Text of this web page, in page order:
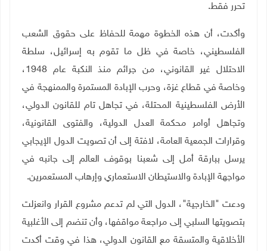
تحرر فقط.
وأكدت، أن هذه الخطوة مهمة للحفاظ على حقوق الشعب
الفلسطيني، خاصة في ظل ما تقوم به إسرائيل، سلطة
الاحتلال غير القانوني، من جرائم منذ النكبة عام 1948،
وخاصة في قطاع غزة، وحرب الإبادة المستمرة والممنهجة في
الأرض الفلسطينية المحتلة، في تجاهل تام للقانون الدولي،
وتجاهل أوامر محكمة العدل الدولية، والفتوى القانونية،
وقرارات الجمعية العامة، لافتة إلى أن تصويت الدول الإيجابي
يرسل ببارقة أمل إلى شعبنا بوقوف العالم إلى جانبه في
مواجهة الإبادة والاستيطان الاستعماري وإرهاب المستعمرين.
ودعت "الخارجية"، الدول التي لم تدعم مشروع القرار وانعزلت
بتصويتها السلبي إلى مراجعة مواقفها، وأن تنضم إلى الأغلبية
الأخلاقية والمتسقة مع القانون الدولي، هذا في وقت أكدت